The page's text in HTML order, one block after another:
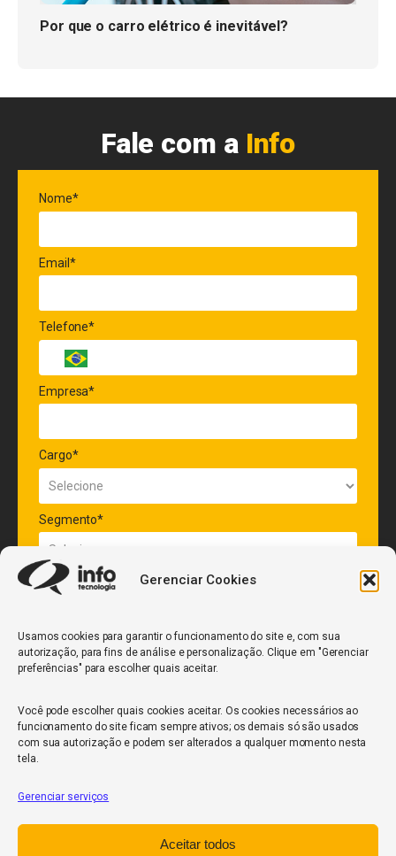
Gerenciar Cookies
Usamos cookies para garantir o funcionamento do site e, com sua
autorização, para fins de análise e personalização. Clique em "Gerenciar
preferências" para escolher quais aceitar.
Você pode escolher quais cookies aceitar. Os cookies necessários ao
funcionamento do site ficam sempre ativos; os demais só são usados
com sua autorização e podem ser alterados a qualquer momento nesta
tela.
Gerenciar serviços
Aceitar todos
Por que o carro elétrico é inevitável?
Fale com a Info
Nome*
Email*
Telefone*
Empresa*
Cargo*
Segmento*
Quantidade de veículos da frota*
ENVIAR
InfoCore